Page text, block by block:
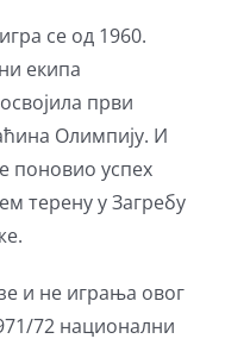
се од 1960.
екипа
први
Олимпију. И
поновио успех
терену у Загребу
и не играња овог
72 национални